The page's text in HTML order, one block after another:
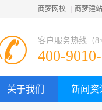
商梦网校 商梦建站
客户服务热线（
400-
关于我们 新闻资